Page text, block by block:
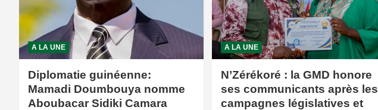
A LA UNE
Diplomatie guinéenne:
Mamadi Doumbouya nomme
Aboubacar Sidiki Camara
A LA UNE
N’Zérékoré : la GMD honore
ses communicants après les
campagnes législatives et